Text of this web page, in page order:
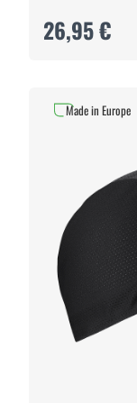
26,95 €
Made in Europe